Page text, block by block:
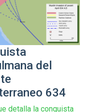
del
634
detalla la conquista